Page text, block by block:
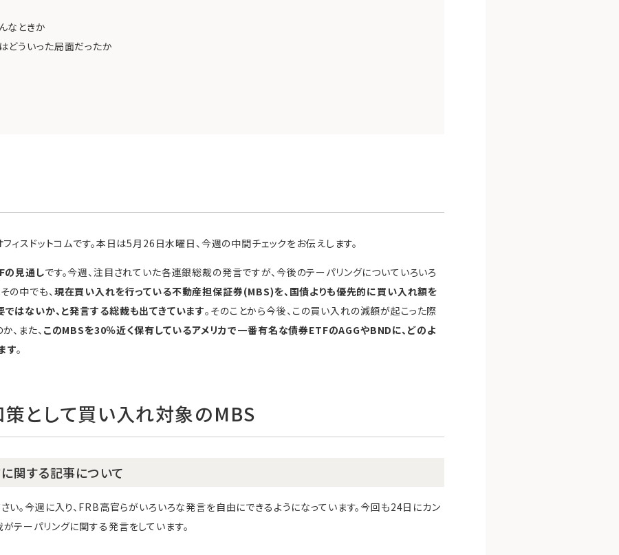
なときか
どういった局面だったか
ィスドットコムです。本日は5月26日水曜日、今週の中間チェックをお伝えします。
の見通しです。今週、注目されていた各連銀総裁の発言ですが、今後のテーパリングについていろいろ
の中でも、現在買い入れを行っている不動産担保証券(MBS)を、国債よりも優先的に買い入れ額を
はないか、と発言する総裁も出てきています。そのことから今後、この買い入れの減額が起こった際
、また、 このMBSを30％近く保有しているアメリカで一番有名な債券ETFのAGGやBNDに、どのよ
す。
として買い入れ対象のMBS
関する記事について
い。今週に入り、FRB高官らがいろいろな発言を自由にできるようになっています。今回も24日にカン
テーパリングに関する発言をしています。